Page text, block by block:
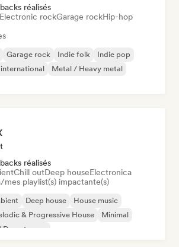
réalisés
Electronic rockGarage rockHip-hop
Garage rock Indie folk
Indie pop
international
Metal / Heavy metal
réalisés
Chill outDeep houseElectronica
playlist(s) impactante(s)
Deep house
House music
& Progressive House
Minimal